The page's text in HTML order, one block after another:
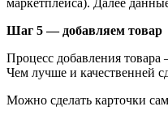
маркетплейса). Далее
Шаг 5 — добавляем товар
Процесс добавления
Чем лучше и качественней
Можно сделать карточки